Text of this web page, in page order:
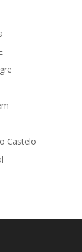
Castelo